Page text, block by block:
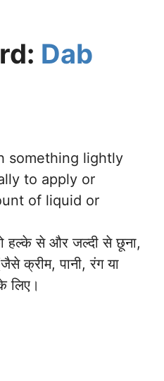
Dab
something lightly
to apply or
of liquid or
हल्के से और जल्दी से छूना,
क्रीम, पानी, रंग या
लिए।